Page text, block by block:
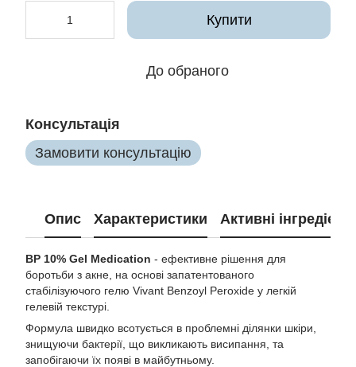
Купити
До обраного
Консультація
Замовити консультацію
Опис Характеристики Активні
BP 10% Gel Medication - ефективне рішення для
боротьби з акне, на основі запатентованого
стабілізуючого гелю Vivant Benzoyl Peroxide у легкій
гелевій текстурі.
Формула швидко всотується в проблемні ділянки шкіри,
знищуючи бактерії, що викликають висипання, та
запобігаючи їх появі в майбутньому.